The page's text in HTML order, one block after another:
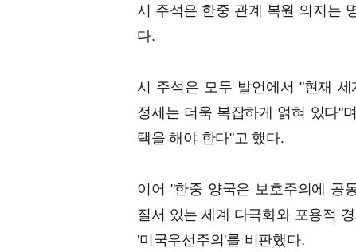
시 주석은 한중 관계 복원 의지는
다.
시 주석은 모두 발언에서 "현재
정세는 더욱 복잡하게 얽혀 있다"
택을 해야 한다"고 했다.
이어 "한중 양국은 보호주의에 공
질서 있는 세계 다극화와 포용적
'미국우선주의'를 비판했다.